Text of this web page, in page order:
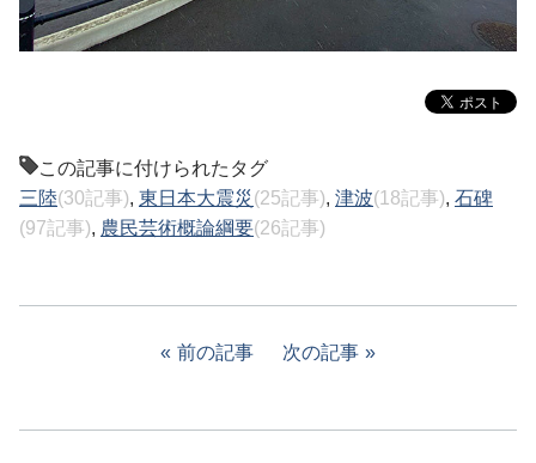
この記事に付けられたタグ
三陸(30記事), 東日本大震災 (25記事), 津波(18記事), 石碑
(97記事), 農民芸術概論綱要(26記事)
前の記事 次の記事